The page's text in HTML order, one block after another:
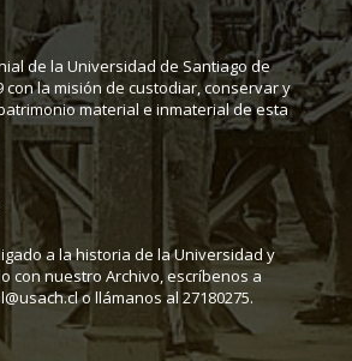
de la Universidad de Santiago de
con la misión de custodiar, conservar y
material e inmaterial de esta
a la historia de la Universidad y
con nuestro Archivo, escríbenos a
o llámanos al 27180275.